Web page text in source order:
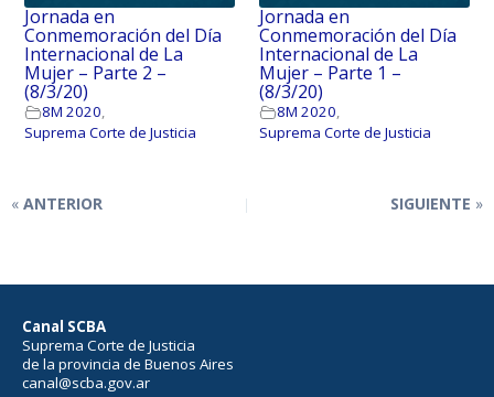
Jornada en
Conmemoración del Día
Internacional de La
Mujer – Parte 2 –
(8/3/20)
8M 2020,
Suprema Corte de Justicia
Jornada en
Conmemoración del Día
Internacional de La
Mujer – Parte 1 –
(8/3/20)
8M 2020,
Suprema Corte de Justicia
ANTERIOR SIGUIENTE
Canal SCBA
Suprema Corte de Justicia
de la provincia de Buenos Aires
canal@scba.gov.ar